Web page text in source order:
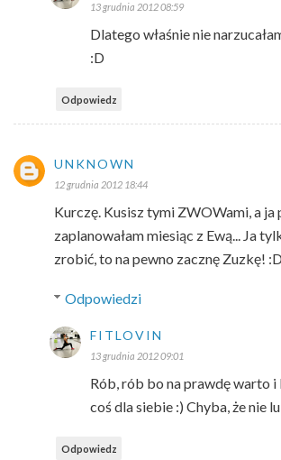
13 grudnia 2012 08:59
Dlatego właśnie nie
:D
Odpowiedz
UNKNOWN
12 grudnia 2012 18:44
Kurczę. Kusisz tymi ZWOWami, a ja
zaplanowałam miesiąc z Ewą... Ja
zrobić, to na pewno zacznę Zuzkę!
Odpowiedzi
FITLOVIN
13 grudnia 2012 09:01
Rób, rób bo na prawdę warto i
coś dla siebie :) Chyba, że nie
Odpowiedz